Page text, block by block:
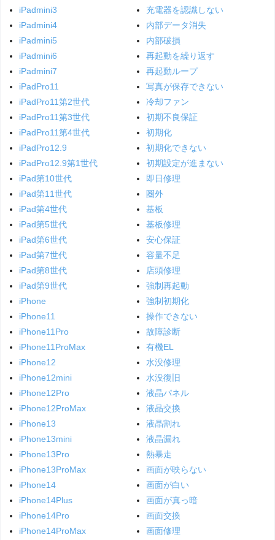
iPadmini3
iPadmini4
iPadmini5
iPadmini6
iPadmini7
iPadPro11
iPadPro11第2世代
iPadPro11第3世代
iPadPro11第4世代
iPadPro12.9
iPadPro12.9第1世代
iPad第10世代
iPad第11世代
iPad第4世代
iPad第5世代
iPad第6世代
iPad第7世代
iPad第8世代
iPad第9世代
iPhone
iPhone11
iPhone11Pro
iPhone11ProMax
iPhone12
iPhone12mini
iPhone12Pro
iPhone12ProMax
iPhone13
iPhone13mini
iPhone13Pro
iPhone13ProMax
iPhone14
iPhone14Plus
iPhone14Pro
iPhone14ProMax
充電器を認識しない
内部データ消失
内部破損
再起動を繰り返す
再起動ループ
写真が保存できない
冷却ファン
初期不良保証
初期化
初期化できない
初期設定が進まない
即日修理
圏外
基板
基板修理
安心保証
容量不足
店頭修理
強制再起動
強制初期化
操作できない
故障診断
有機EL
水没修理
水没復旧
液晶パネル
液晶交換
液晶割れ
液晶漏れ
熱暴走
画面が映らない
画面が白い
画面が真っ暗
画面交換
画面修理